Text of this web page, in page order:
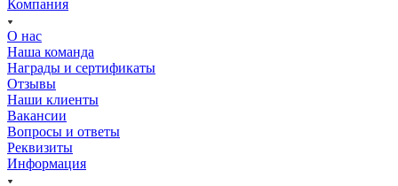
Компания
О нас
Наша команда
Награды и сертификаты
Отзывы
Наши клиенты
Вакансии
Вопросы и ответы
Реквизиты
Информация